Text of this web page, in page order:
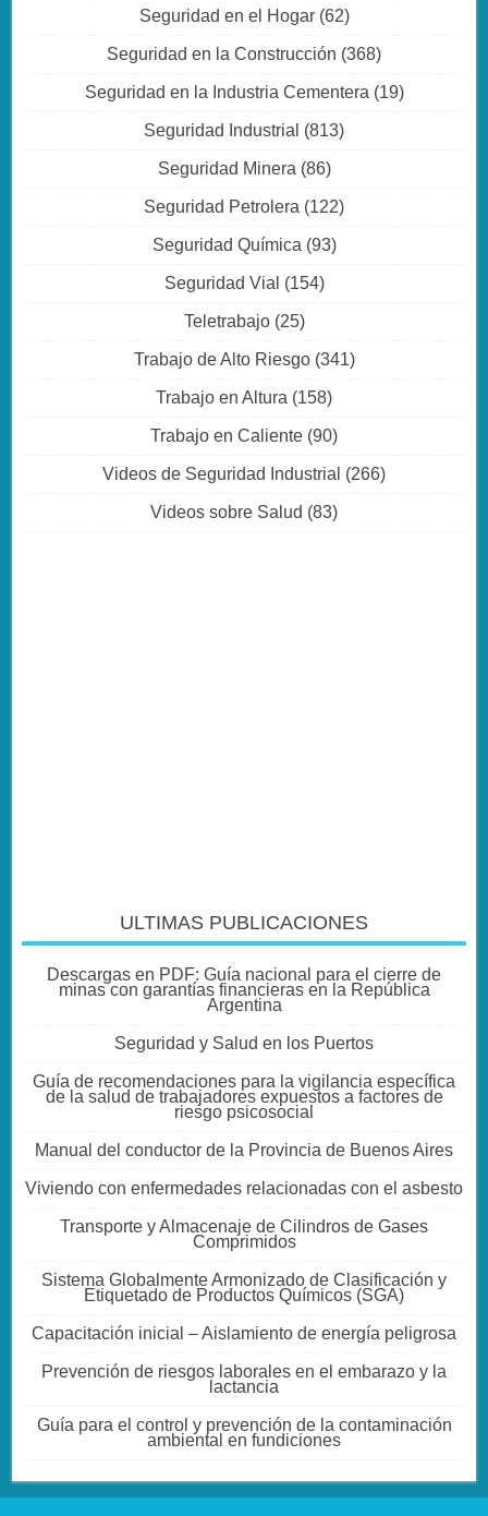
Seguridad en el Hogar(62)
Seguridad en la Construcción (368)
Seguridad en la Industria Cementera (19)
Seguridad Industrial (813)
Seguridad Minera (86)
Seguridad Petrolera (122)
Seguridad Química (93)
Seguridad Vial (154)
Teletrabajo(25)
Trabajo de Alto Riesgo(341)
Trabajo en Altura (158)
Trabajo en Caliente (90)
Videos de Seguridad Industrial (266)
Videos sobre Salud (83)
ULTIMAS PUBLICACIONES
Descargas en PDF: Guía nacional para el cierre de
minas con garantías financieras en la República
Argentina
Seguridad y Salud en los Puertos
Guía de recomendaciones para la vigilancia específica
de la salud de trabajadores expuestos a factores de
riesgo psicosocial
Manual del conductor de la Provincia de Buenos Aires
Viviendo con enfermedades relacionadas con el asbesto
Transporte y Almacenaje de Cilindros de Gases
Comprimidos
Sistema Globalmente Armonizado de Clasificación y
Etiquetado de Productos Químicos (SGA)
Capacitación inicial – Aislamiento de energía peligrosa
Prevención de riesgos laborales en el embarazo y la
lactancia
Guía para el control y prevención de la contaminación
ambiental en fundiciones